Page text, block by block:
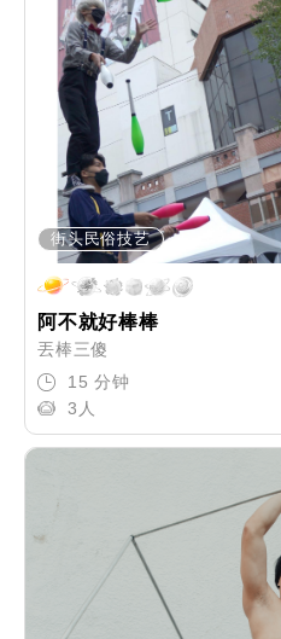
街头民俗技艺
阿不就好棒棒
丟棒三傻
15 分钟
3人